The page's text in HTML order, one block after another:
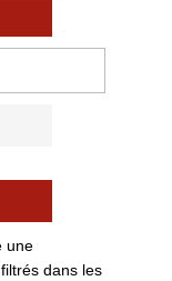
une
dans les